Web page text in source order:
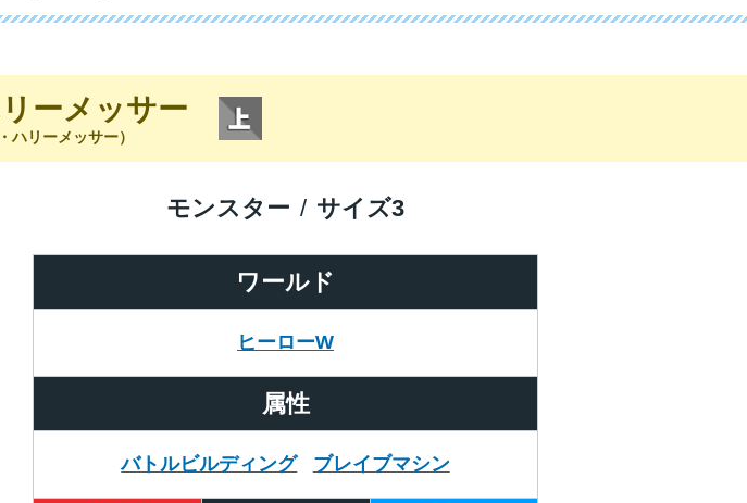
ーメッサー
ハリーメッサー）
ワールド
ヒーローW
モンスター サイズ3
属性
バトルビルディング ブレイブマシン